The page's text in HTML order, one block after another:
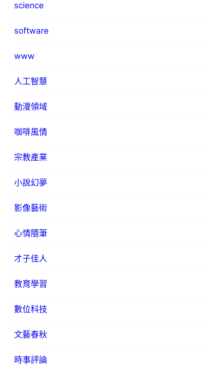
science
software
www
人工智慧
動漫領域
咖啡風情
宗教產業
小說幻夢
影像藝術
心情隨筆
才子佳人
教育學習
數位科技
文藝春秋
時事評論